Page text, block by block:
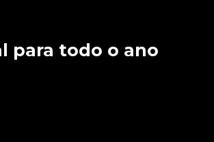
para todo o ano